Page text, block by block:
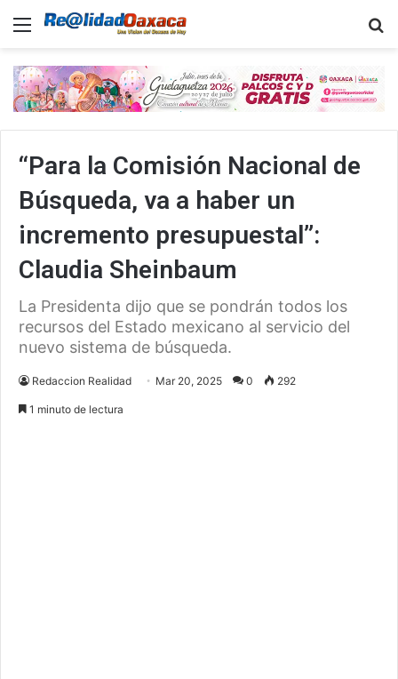
Menu
​“Para la Comisión Nacional de
Búsqueda, va a haber un
incremento presupuestal”:
Claudia Sheinbaum
La Presidenta dijo que se pondrán todos los
recursos del Estado mexicano al servicio del
nuevo sistema de búsqueda.
Redaccion Realidad Mar 20, 2025 0 292
1 minuto de lectura